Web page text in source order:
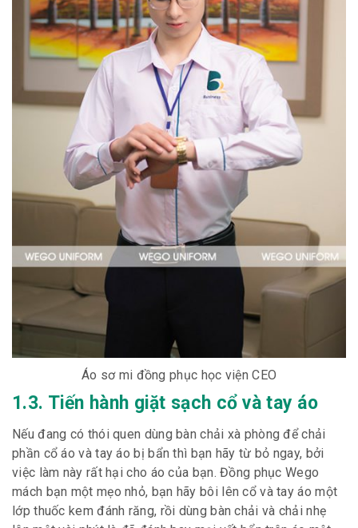
Áo sơ mi đồng phục học viện CEO
1.3. Tiến hành giặt sạch cổ và tay áo
Nếu đang có thói quen dùng bàn chải xà phòng để chải
phần cổ áo và tay áo bị bẩn thì bạn hãy từ bỏ ngay, bởi
việc làm này rất hại cho áo của bạn. Đồng phục Wego
mách bạn một mẹo nhỏ, bạn hãy bôi lên cổ và tay áo một
lớp thuốc kem đánh răng, rồi dùng bàn chải và chải nhẹ